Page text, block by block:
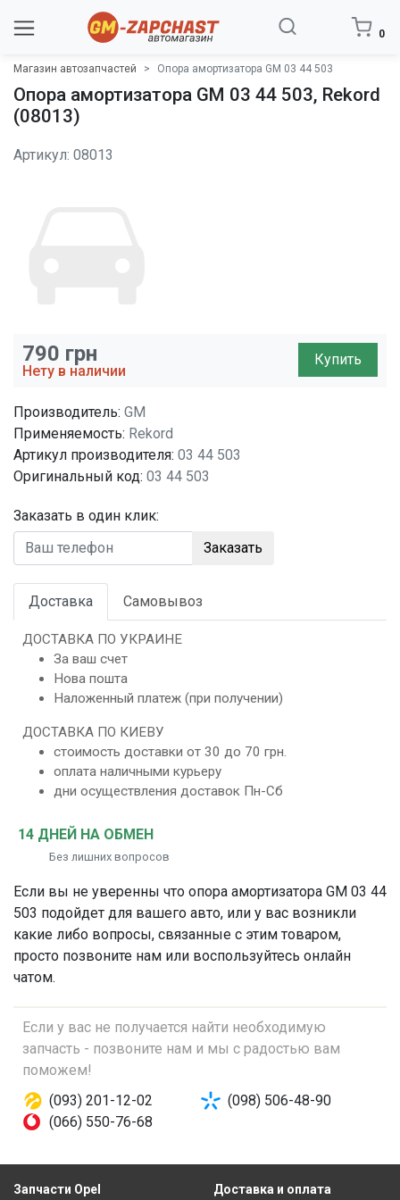
0
Магазин автозапчастей Опора амортизатора GM 03 44 503
Опора амортизатора GM 03 44 503, Rekord
(08013)
Артикул: 08013
790 грн
Нету в наличии
Купить
Производитель: GM
Применяемость: Rekord
Артикул производителя: 03 44 503
Оригинальный код: 03 44 503
Заказать в один клик:
Заказать
Доставка Самовывоз
ДОСТАВКА ПО УКРАИНЕ
За ваш счет
Нова пошта
Наложенный платеж (при получении)
ДОСТАВКА ПО КИЕВУ
стоимость доставки от 30 до 70 грн.
оплата наличными курьеру
дни осуществления доставок Пн-Сб
14 ДНЕЙ НА ОБМЕН
Без лишних вопросов
Если вы не уверенны что опора амортизатора GM 03 44
503 подойдет для вашего авто, или у вас возникли
какие либо вопросы, связанные с этим товаром,
просто позвоните нам или воспользуйтесь онлайн
чатом.
Если у вас не получается найти необходимую
запчасть - позвоните нам и мы с радостью вам
поможем!
(093) 201-12-02
(098) 506-48-90
(066) 550-76-68
Запчасти Opel Доставка и оплата